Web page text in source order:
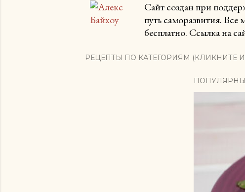
Сайт создан при
путь саморазвития. Все
бесплатно. Ссылка на
РЕЦЕПТЫ ПО КАТЕГОРИЯМ (КЛИКНИТЕ